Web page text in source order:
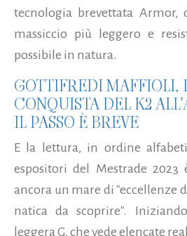
tecnologia brevettata
massiccio più leggero e
possibile in natura.
GOTTIFREDI MAFFIOLI,
CONQUISTA DEL K2
IL PASSO È BREVE
E la lettura, in ordine
espositori del Mestrade
ancora un mare di "eccellenze
natica da scoprire".
leggera G, che vede elencate